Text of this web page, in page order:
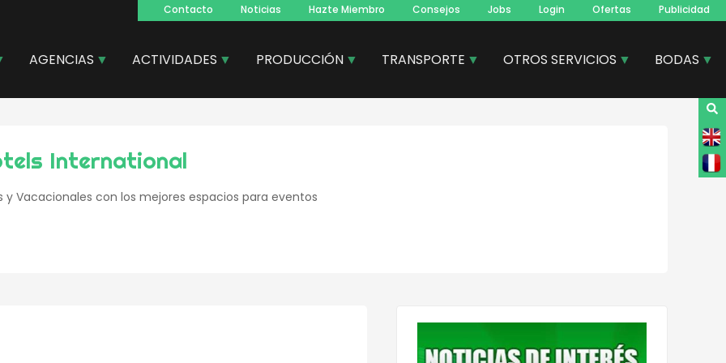
Navegacion
principal
Contacto Noticias Hazte Miembro Consejos Jobs Login Ofertas Publicidad
AGENCIAS ACTIVIDADES PRODUCCIÓN TRANSPORTE OTROS SERVICIOS BODAS
International
y Vacacionales con los mejores espacios para eventos